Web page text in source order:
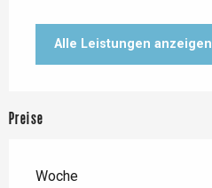
Alle Leistungen anzeigen
Preise
Woche